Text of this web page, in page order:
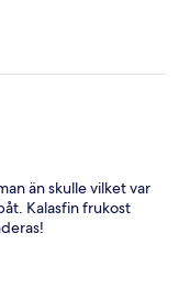
än skulle vilket var
Kalasfin frukost